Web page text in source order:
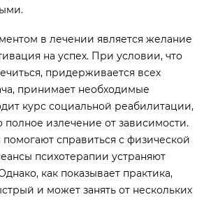
в лечении является желание
на успех. При условии, что
придерживается всех
принимает необходимые
курс социальной реабилитации,
полное излечение от зависимости.
справиться с физической
психотерапии устраняют
как показывает практика,
и может занять от нескольких